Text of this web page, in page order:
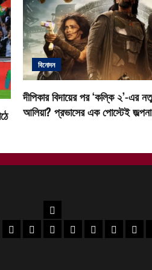
বিনোদন
দীপিকার বিদায়ের পর ‘কল্কি ২’-এর
আলিয়া? প্রভাসের এক পোস্টেই জল্পনা
খবরখবর
বীরভূম খবরমুর্শিদাবাদ খবর
উত্তরবঙ্গ
কোচবিহার নিউজ
আলিপুরদুয়ার খবর
জলপাইগুড়ি খবর
শিলিগুড়ি